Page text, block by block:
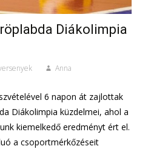
Diákolimpia
Anna
6 napon át zajlottak
Diákolimpia küzdelmei, ahol a
kiemelkedő eredményt ért el.
a csoportmérkőzéseit